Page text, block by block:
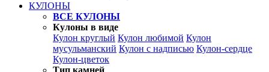
КУЛОНЫ
ВСЕ КУЛОНЫ
Кулоны в виде
Кулон круглый Кулон любимой Кулон
мусульманский Кулон с надписью Кулон-сердце
Кулон-цветок
Тип камней